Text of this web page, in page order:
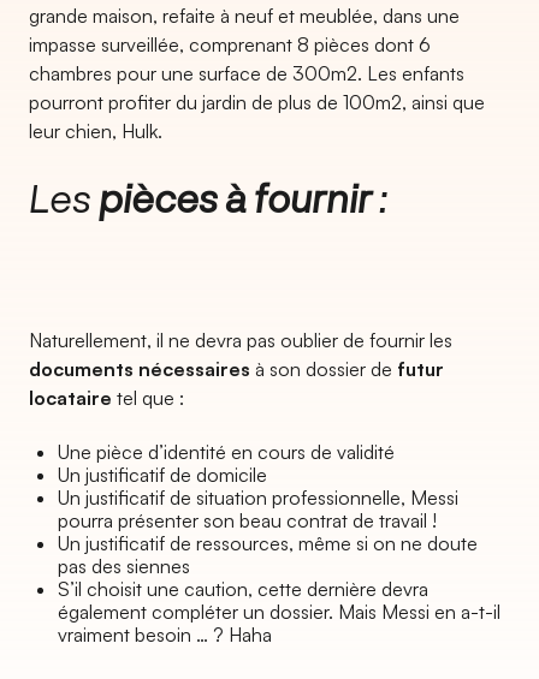
grande maison, refaite à neuf et meublée, dans une
impasse surveillée, comprenant 8 pièces dont 6
chambres pour une surface de 300m2. Les enfants
pourront profiter du jardin de plus de 100m2, ainsi que
leur chien, Hulk.
Les pièces à fournir:
Naturellement, il ne devra pas oublier de fournir les
documents nécessaires à son dossier de futur
locataire tel que :
Une pièce d’identité en cours de validité
Un justificatif de domicile
Un justificatif de situation professionnelle, Messi
pourra présenter son beau contrat de travail !
Un justificatif de ressources, même si on ne doute
pas des siennes
S’il choisit une caution, cette dernière devra
également compléter un dossier. Mais Messi en a-t-il
vraiment besoin … ? Haha